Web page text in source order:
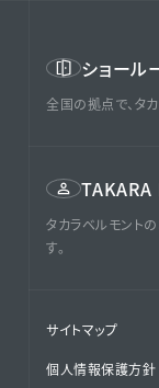
ショール
全国の拠点で、タ
タカラベルモント
す。
サイトマップ
個人情報保護方針